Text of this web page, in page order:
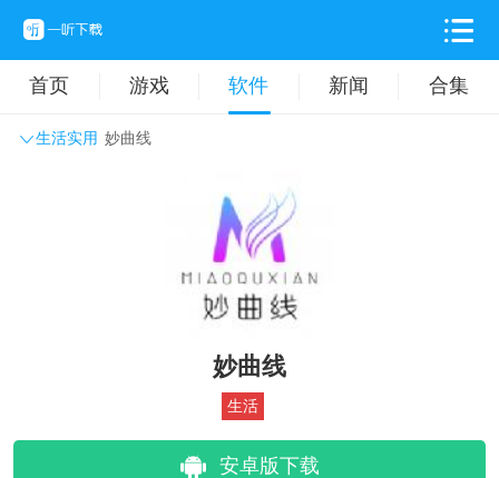
首页 游戏 软件 新闻 合集
生活实用 妙曲线
拍摄美化 时尚购物
妙曲线
生活
安卓版下载